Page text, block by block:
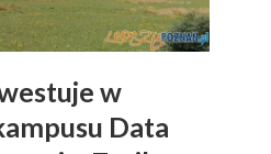
w
Data